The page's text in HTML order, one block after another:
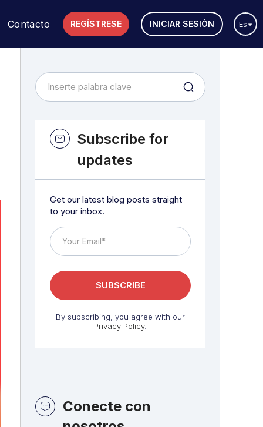
REGÍSTRESE INICIAR SESIÓN Es
Contacto
Subscribe for
updates
Get our latest blog posts straight
to your inbox.
By subscribing, you agree with our
Privacy Policy.
Conecte con